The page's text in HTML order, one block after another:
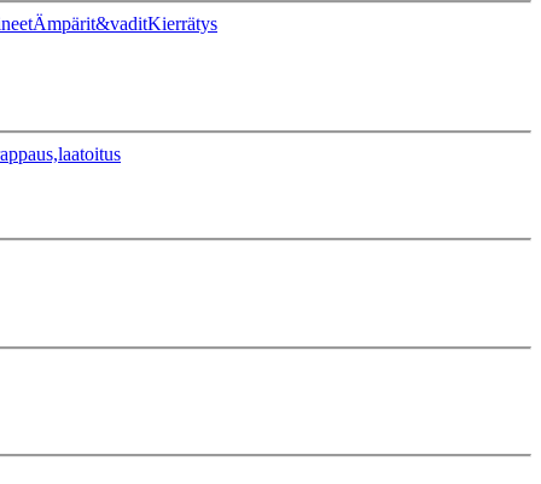
Ämpärit&vaditKierrätys